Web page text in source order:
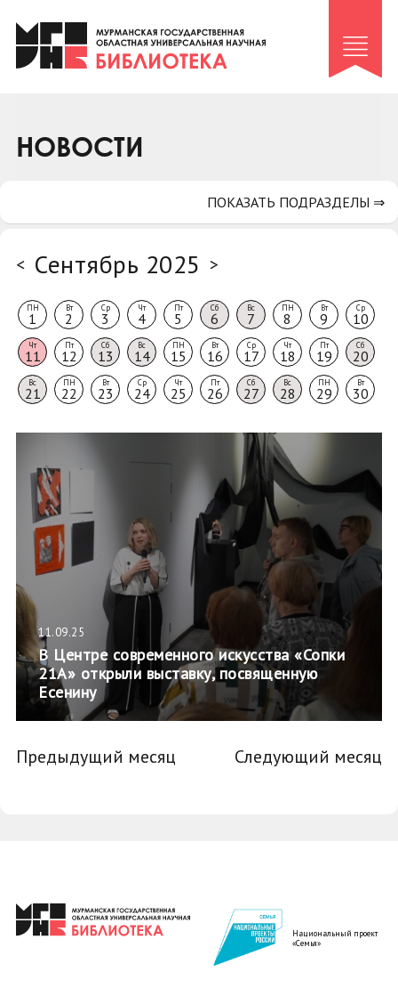
Клуб «Гиря и сельдерей»
Клуб «Семейный архив»
Коллегам
НОВОСТИ
< Сентябрь 2025 >
ПН
1
Вт
2
Ср
3
Чт
4
Пт
5
Сб
6
Вс
7
ПН
8
Вт
9
Ср
10
Чт
11
Пт
12
Сб
13
Вс
14
ПН
15
Вт
16
Ср
17
Чт
18
Пт
19
Сб
20
Вс
21
ПН
22
Вт
23
Ср
24
Чт
25
Пт
26
Сб
27
Вс
28
ПН
29
Вт
30
11.09.25
В Центре современного искусства «Сопки
21А» открыли выставку, посвященную
Есенину
Предыдущий месяц Следующий месяц
ПОКАЗАТЬ ПОДРАЗДЕЛЫ ⇒
Национальный проект
«Семья»